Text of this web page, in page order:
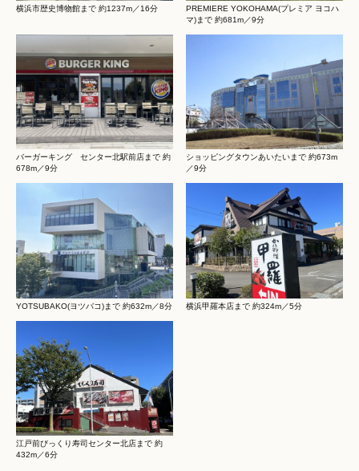
横浜市歴史博物館まで 約1237m／16分
PREMIERE YOKOHAMA(プレミア ヨコハ
マ)まで 約681m／9分
バーガーキング センター北駅前店まで 約
678m／9分
ショッピングタウンあいたいまで 約673m
／9分
YOTSUBAKO(ヨツバコ)まで 約632m／8分 横浜甲羅本店まで 約324m／5分
江戸前びっくり寿司センター北店まで 約
432m／6分